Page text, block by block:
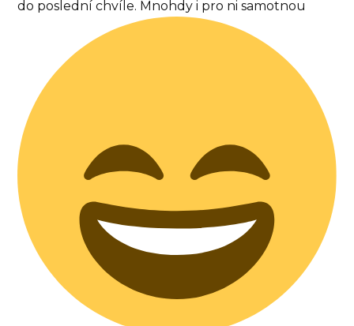
do poslední chvíle. Mnohdy i pro ni samotnou